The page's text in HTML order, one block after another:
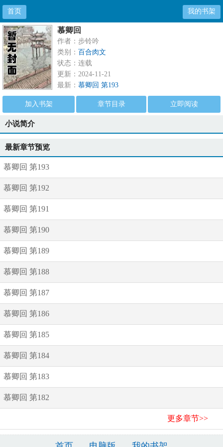
首页 我的书架
慕卿回
作者：步铃吟
类别： 百合肉文
状态：连载
更新：2024-11-21
最新： 慕卿回 第193
加入书架 章节目录 立即阅读
小说简介
最新章节预览
慕卿回 第193
慕卿回 第192
慕卿回 第191
慕卿回 第190
慕卿回 第189
慕卿回 第188
慕卿回 第187
慕卿回 第186
慕卿回 第185
慕卿回 第184
慕卿回 第183
慕卿回 第182
更多章节>>